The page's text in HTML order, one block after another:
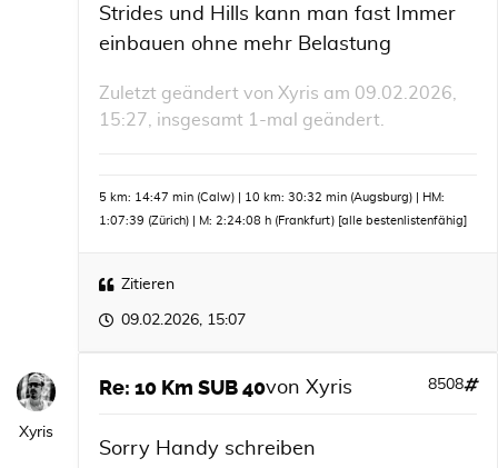
Strides und Hills kann man fast Immer
einbauen ohne mehr Belastung
Zuletzt geändert von Xyris am 09.02.2026,
15:27, insgesamt 1-mal geändert.
5 km: 14:47 min (Calw) | 10 km: 30:32 min (Augsburg) | HM:
1:07:39 (Zürich) | M: 2:24:08 h (Frankfurt) [alle bestenlistenfähig]
Zitieren
09.02.2026, 15:07
Xyris
Re: 10 Km SUB 40 8508
von Xyris
Sorry Handy schreiben